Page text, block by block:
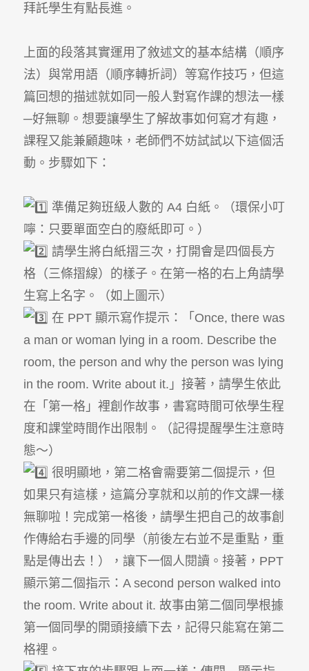
拜託學生有點長進。
上面的段落其實運用了敘述文的基本結構（順序
法）與常用語（順序轉折詞）等寫作技巧，但這
篇回想的描述就如同一般人對寫作課的想法一樣
─好無聊。想要讓學生了解故事如何寫才有趣，
課程又能兼顧趣味，老師們不妨試試以下這個活
動。步驟如下：
準備足夠班級人數的 A4 白紙。（環保小叮
嚀：只要單面空白的廢紙即可。）
請學生將白紙摺三次，打開會是四個長方
格（三條摺線）的樣子。在第一格的右上角請學
生寫上名字。（如上圖示）
在 PPT 顯示寫作提示：「Once, there was
a man or woman lying in a room. Describe the
room, the person and why the person was lying
in the room. Write about it.」接著，請學生依此
在「第一格」裡創作故事，書寫時間可依學生程
度和課堂時間作出限制。（記得提醒學生注意時
態～）
很明顯地，第二格會需要第二個提示，但
如果只有這樣，這篇分享就和以前的作文課一樣
無聊啦！完成第一格後，請學生把自己的故事創
作傳給右手邊的同學（前後左右並不是重點，重
點是傳出去！），讓下一個人閱讀。接著，PPT
顯示第二個指示：A second person walked into
the room. Write about it. 故事由第二個同學根據
第一個同學的開頭接續下去，記得只能寫在第二
格裡。